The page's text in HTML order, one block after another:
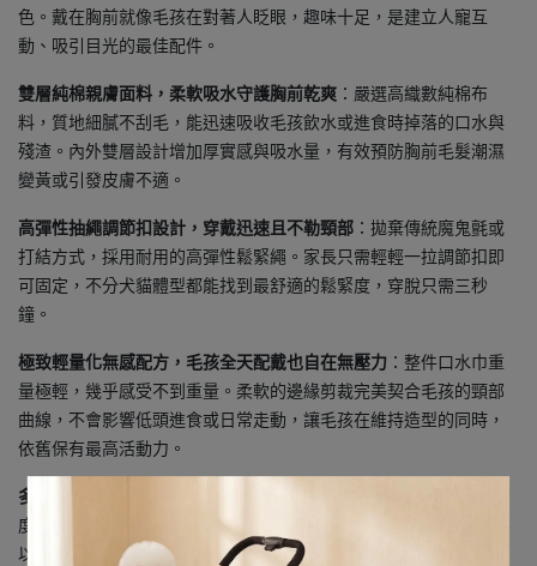
色。戴在胸前就像毛孩在對著人眨眼，趣味十足，是建立人寵互
動、吸引目光的最佳配件。
雙層純棉親膚面料，柔軟吸水守護胸前乾爽 ：嚴選高織數純棉布
料，質地細膩不刮毛，能迅速吸收毛孩飲水或進食時掉落的口水與
殘渣。內外雙層設計增加厚實感與吸水量，有效預防胸前毛髮潮濕
變黃或引發皮膚不適。
高彈性抽繩調節扣設計，穿戴迅速且不勒頸部 ：拋棄傳統魔鬼氈或
打結方式，採用耐用的高彈性鬆緊繩。家長只需輕輕一拉調節扣即
可固定，不分犬貓體型都能找到最舒適的鬆緊度，穿脫只需三秒
鐘。
極致輕量化無感配方，毛孩全天配戴也自在無壓力 ：整件口水巾重
量極輕，幾乎感受不到重量。柔軟的邊緣剪裁完美契合毛孩的頸部
曲線，不會影響低頭進食或日常走動，讓毛孩在維持造型的同時，
依舊保有最高活動力。
多樣化繽紛色系選擇，輕鬆搭配各種毛色與心情
度的多巴胺色系，能輕鬆襯托出深色或淺色毛孩的亮眼感。家長可
以根據毛孩的個性或當天的穿搭風格進行換裝，天天都有新鮮感。